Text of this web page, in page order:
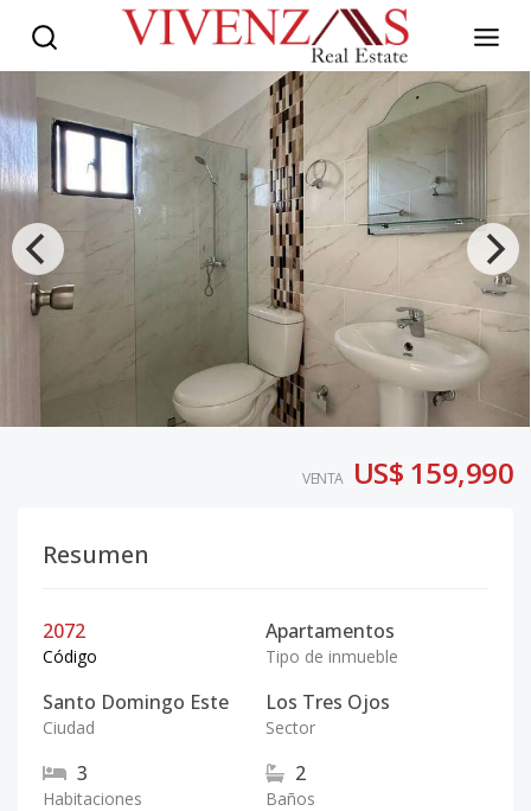
VENTA US$ 159,990
Resumen
2072
Código
Apartamentos
Tipo de inmueble
Santo Domingo Este
Ciudad
Los Tres Ojos
Sector
3
Habitaciones
2
Baños